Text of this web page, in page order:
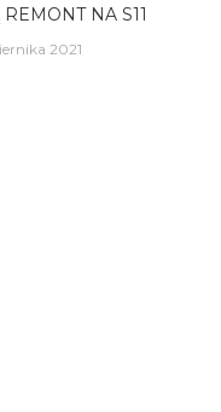
NA S11
2021